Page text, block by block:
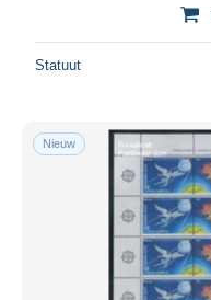
Statuut
Nieuw